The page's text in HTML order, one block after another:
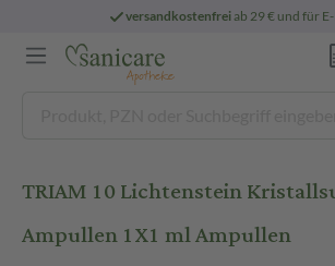
versandkostenfreiab 29 € und für
TRIAM 10 Lichtenstein
Ampullen 1X1 ml Ampullen